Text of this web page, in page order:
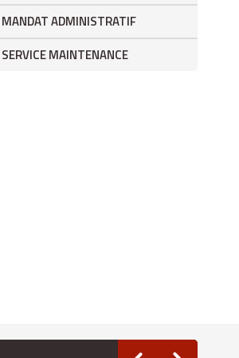
MANDAT ADMINISTRATIF
SERVICE MAINTENANCE